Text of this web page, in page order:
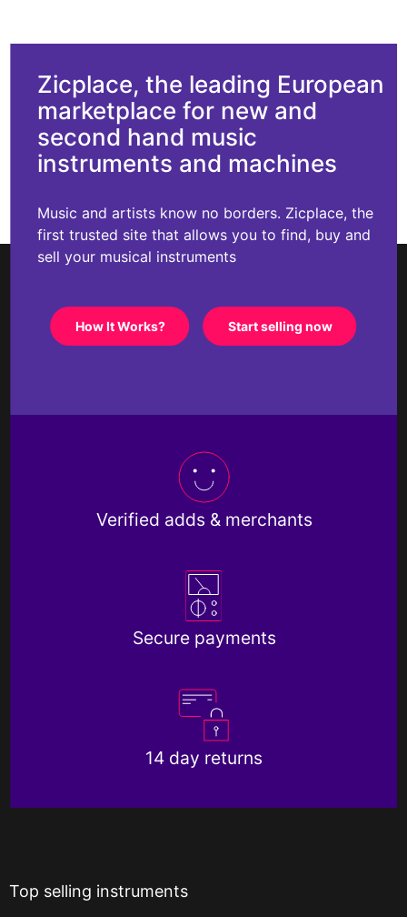
Zicplace, the leading European
marketplace for new and
second hand music
instruments and machines
Music and artists know no borders. Zicplace, the
first trusted site that allows you to find, buy and
sell your musical instruments
How It Works? Start selling now
Verified adds & merchants
Secure payments
14 day returns
Top selling instruments